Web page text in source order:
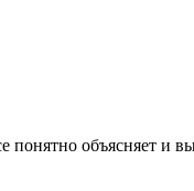
понятно объясняет и